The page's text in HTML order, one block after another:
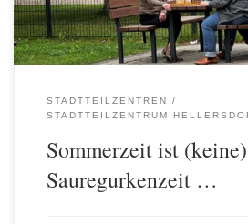
STADTTEILZENTREN
STADTTEILZENTRUM
Sommerzeit ist (keine)
Sauregurkenzeit …